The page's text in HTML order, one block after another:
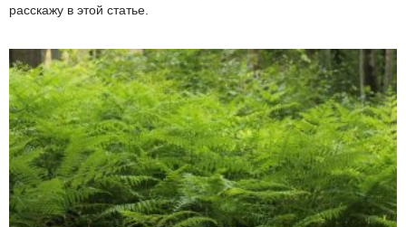
расскажу в этой статье.